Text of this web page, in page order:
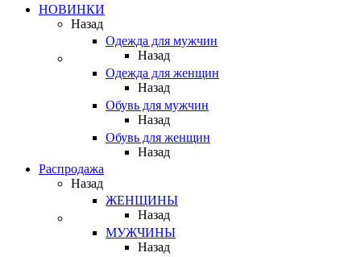
НОВИНКИ
Назад
Одежда для мужчин
Назад
Одежда для женщин
Назад
Обувь для мужчин
Назад
Обувь для женщин
Назад
Распродажа
Назад
ЖЕНЩИНЫ
Назад
МУЖЧИНЫ
Назад